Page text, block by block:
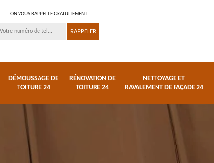
ON VOUS RAPPELLE GRATUITEMENT
DÉMOUSSAGE DE
TOITURE 24
RÉNOVATION DE
TOITURE 24
NETTOYAGE ET
RAVALEMENT DE FAÇADE 24